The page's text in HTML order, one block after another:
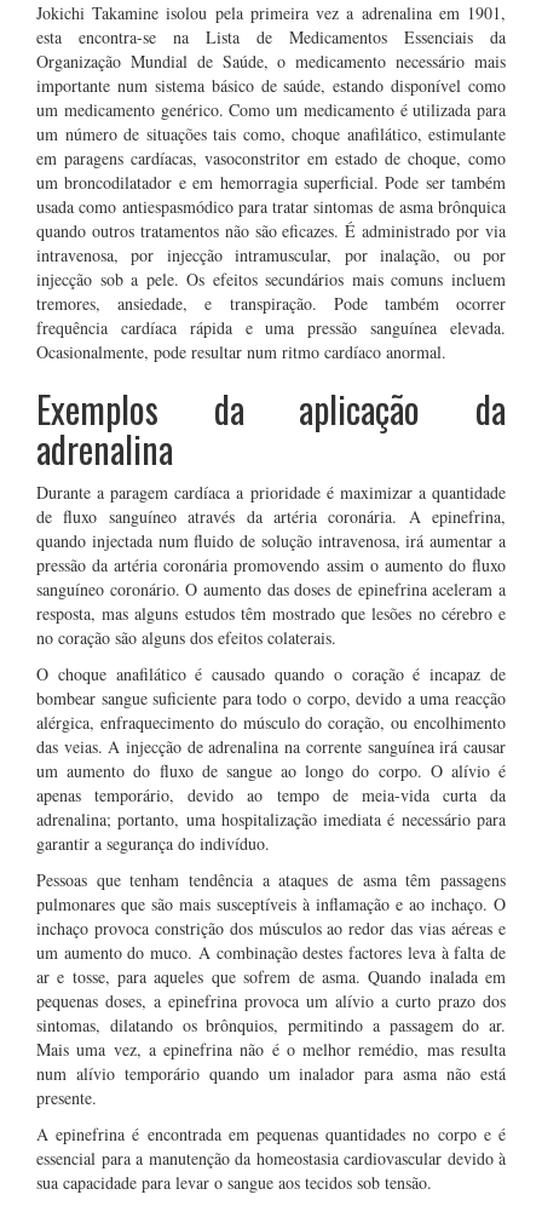
Jokichi Takamine isolou pela primeira vez a adrenalina em 1901,
esta encontra-se na Lista de Medicamentos Essenciais da
Organização Mundial de Saúde, o medicamento necessário mais
importante num sistema básico de saúde, estando disponível como
um medicamento genérico. Como um medicamento é utilizada para
um número de situações tais como, choque anafilático, estimulante
em paragens cardíacas, vasoconstritor em estado de choque, como
um broncodilatador e em hemorragia superficial. Pode ser também
usada como antiespasmódico para tratar sintomas de asma brônquica
quando outros tratamentos não são eficazes. É administrado por via
intravenosa, por injecção intramuscular, por inalação, ou por
injecção sob a pele. Os efeitos secundários mais comuns incluem
tremores, ansiedade, e transpiração. Pode também ocorrer
frequência cardíaca rápida e uma pressão sanguínea elevada.
Ocasionalmente, pode resultar num ritmo cardíaco anormal.
Exemplos da aplicação da
adrenalina
Durante a paragem cardíaca a prioridade é maximizar a quantidade
de fluxo sanguíneo através da artéria coronária. A epinefrina,
quando injectada num fluido de solução intravenosa, irá aumentar a
pressão da artéria coronária promovendo assim o aumento do fluxo
sanguíneo coronário. O aumento das doses de epinefrina aceleram a
resposta, mas alguns estudos têm mostrado que lesões no cérebro e
no coração são alguns dos efeitos colaterais.
O choque anafilático é causado quando o coração é incapaz de
bombear sangue suficiente para todo o corpo, devido a uma reacção
alérgica, enfraquecimento do músculo do coração, ou encolhimento
das veias. A injecção de adrenalina na corrente sanguínea irá causar
um aumento do fluxo de sangue ao longo do corpo. O alívio é
apenas temporário, devido ao tempo de meia-vida curta da
adrenalina; portanto, uma hospitalização imediata é necessário para
garantir a segurança do indivíduo.
Pessoas que tenham tendência a ataques de asma têm passagens
pulmonares que são mais susceptíveis à inflamação e ao inchaço. O
inchaço provoca constrição dos músculos ao redor das vias aéreas e
um aumento do muco. A combinação destes factores leva à falta de
ar e tosse, para aqueles que sofrem de asma. Quando inalada em
pequenas doses, a epinefrina provoca um alívio a curto prazo dos
sintomas, dilatando os brônquios, permitindo a passagem do ar.
Mais uma vez, a epinefrina não é o melhor remédio, mas resulta
num alívio temporário quando um inalador para asma não está
presente.
A epinefrina é encontrada em pequenas quantidades no corpo e é
essencial para a manutenção da homeostasia cardiovascular devido à
sua capacidade para levar o sangue aos tecidos sob tensão.